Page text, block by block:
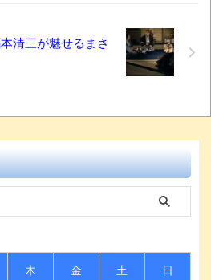
清三が魅せるまさ
木 金 土 日